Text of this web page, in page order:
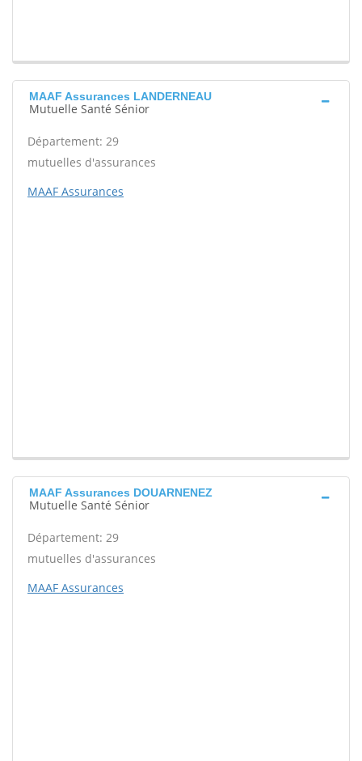
MAAF Assurances LANDERNEAU
Mutuelle Santé Sénior
Département: 29
mutuelles d'assurances
MAAF Assurances
MAAF Assurances DOUARNENEZ
Mutuelle Santé Sénior
Département: 29
mutuelles d'assurances
MAAF Assurances